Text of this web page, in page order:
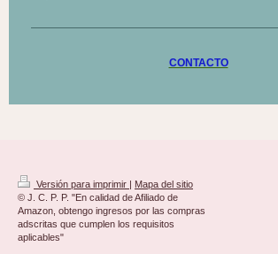
CONTACTO
Versión para imprimir
Mapa del sitio
© J. C. P. P. "En calidad de Afiliado de
Amazon, obtengo ingresos por las compras
adscritas que cumplen los requisitos
aplicables"